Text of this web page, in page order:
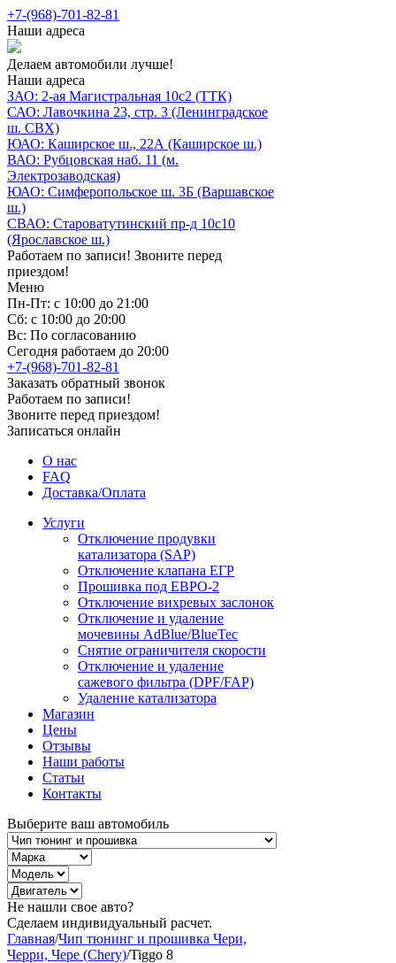
+7-(968)-701-82-81
Наши адреса
Делаем автомобили лучше!
Наши адреса
ЗАО: 2-ая Магистральная 10с2 (ТТК)
САО: Лавочкина 23, стр. 3 (Ленинградское
ш. СВХ)
ЮАО: Каширское ш., 22А (Каширское ш.)
ВАО: Рубцовская наб. 11 (м.
Электрозаводская)
ЮАО: Симферопольское ш. 3Б (Варшавское
ш.)
СВАО: Староватутинский пр-д 10с10
(Ярославское ш.)
Работаем по записи! Звоните перед
приездом!
Меню
Пн-Пт: с 10:00 до 21:00
Сб: с 10:00 до 20:00
Вс: По согласованию
Сегодня работаем до 20:00
+7-(968)-701-82-81
Заказать обратный звонок
Работаем по записи!
Звоните перед приездом!
Записаться онлайн
О нас
FAQ
Доставка/Оплата
Услуги
Отключение продувки
катализатора (SAP)
Отключение клапана ЕГР
Прошивка под ЕВРО-2
Отключение вихревых заслонок
Отключение и удаление
мочевины AdBlue/BlueTec
Снятие ограничителя скорости
Отключение и удаление
сажевого фильтра (DPF/FAP)
Удаление катализатора
Магазин
Цены
Отзывы
Наши работы
Статьи
Контакты
Выберите ваш автомобиль
Не нашли свое авто?
Сделаем индивидуальный расчет.
Главная/Чип тюнинг и прошивка Чери,
Черри, Чере (Chery)/Tiggo 8